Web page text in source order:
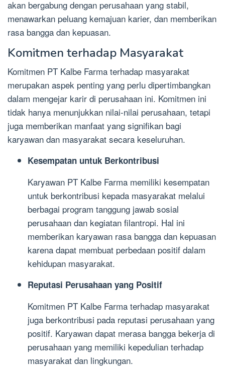
akan bergabung dengan perusahaan yang stabil,
menawarkan peluang kemajuan karier, dan memberikan
rasa bangga dan kepuasan.
Komitmen terhadap Masyarakat
Komitmen PT Kalbe Farma terhadap masyarakat
merupakan aspek penting yang perlu dipertimbangkan
dalam mengejar karir di perusahaan ini. Komitmen ini
tidak hanya menunjukkan nilai-nilai perusahaan, tetapi
juga memberikan manfaat yang signifikan bagi
karyawan dan masyarakat secara keseluruhan.
Kesempatan untuk Berkontribusi
Karyawan PT Kalbe Farma memiliki kesempatan
untuk berkontribusi kepada masyarakat melalui
berbagai program tanggung jawab sosial
perusahaan dan kegiatan filantropi. Hal ini
memberikan karyawan rasa bangga dan kepuasan
karena dapat membuat perbedaan positif dalam
kehidupan masyarakat.
Reputasi Perusahaan yang Positif
Komitmen PT Kalbe Farma terhadap masyarakat
juga berkontribusi pada reputasi perusahaan yang
positif. Karyawan dapat merasa bangga bekerja di
perusahaan yang memiliki kepedulian terhadap
masyarakat dan lingkungan.